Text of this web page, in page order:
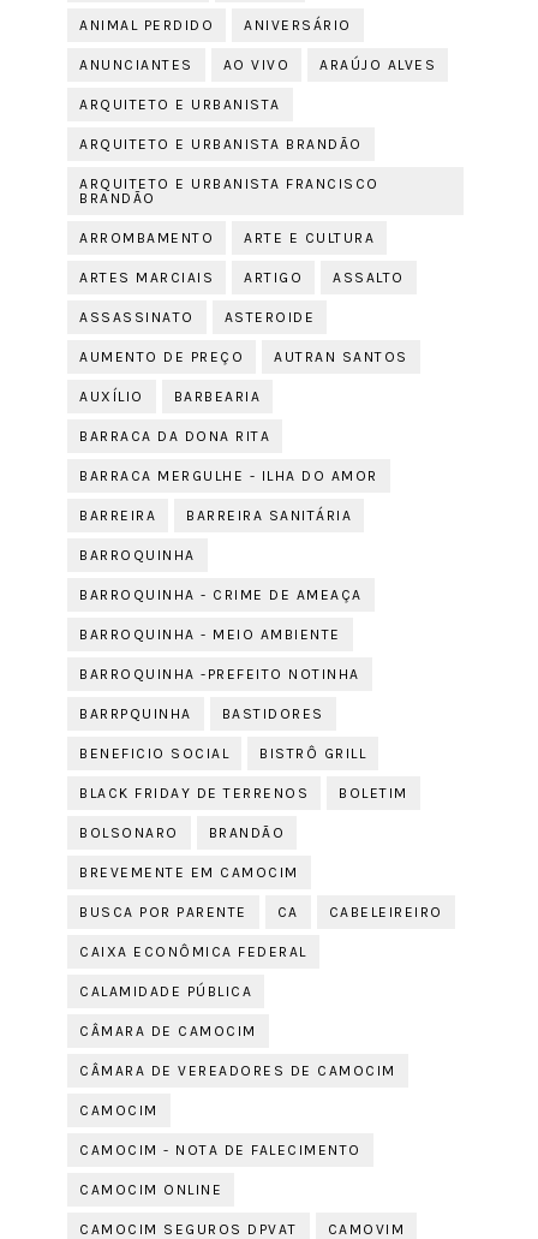
ANIMAL PERDIDO ANIVERSÁRIO
ANUNCIANTES AO VIVO ARAÚJO ALVES
ARQUITETO E URBANISTA
ARQUITETO E URBANISTA BRANDÃO
ARQUITETO E URBANISTA FRANCISCO
BRANDÃO
ARROMBAMENTO ARTE E CULTURA
ARTES MARCIAIS ARTIGO ASSALTO
ASSASSINATO ASTEROIDE
AUMENTO DE PREÇO AUTRAN SANTOS
AUXÍLIO BARBEARIA
BARRACA DA DONA RITA
BARRACA MERGULHE - ILHA DO AMOR
BARREIRA BARREIRA SANITÁRIA
BARROQUINHA
BARROQUINHA - CRIME DE AMEAÇA
BARROQUINHA - MEIO AMBIENTE
BARROQUINHA -PREFEITO NOTINHA
BARRPQUINHA BASTIDORES
BENEFICIO SOCIAL BISTRÔ GRILL
BLACK FRIDAY DE TERRENOS BOLETIM
BOLSONARO BRANDÃO
BREVEMENTE EM CAMOCIM
BUSCA POR PARENTE CA CABELEIREIRO
CAIXA ECONÔMICA FEDERAL
CALAMIDADE PÚBLICA
CÂMARA DE CAMOCIM
CÂMARA DE VEREADORES DE CAMOCIM
CAMOCIM
CAMOCIM - NOTA DE FALECIMENTO
CAMOCIM ONLINE
CAMOCIM SEGUROS DPVAT CAMOVIM